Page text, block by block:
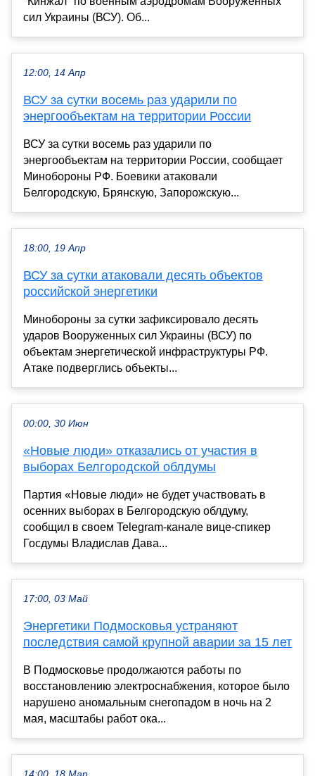
сил Украины (ВСУ). Об...
12:00, 14 Апр
ВСУ за сутки восемь раз ударили по
энергообъектам на территории России
ВСУ за сутки восемь раз ударили по
энергообъектам на территории России, сообщает
Минобороны РФ. Боевики атаковали
Белгородскую, Брянскую, Запорожскую...
18:00, 19 Апр
ВСУ за сутки атаковали десять объектов
российской энергетики
Минобороны за сутки зафиксировало десять
ударов Вооруженных сил Украины (ВСУ) по
объектам энергетической инфраструктуры РФ.
Атаке подверглись объекты...
00:00, 30 Июн
«Новые люди» отказались от участия в
выборах Белгородской облдумы
Партия «Новые люди» не будет участвовать в
осенних выборах в Белгородскую облдуму,
сообщил в своем Telegram-канале вице-спикер
Госдумы Владислав Дава...
17:00, 03 Май
Энергетики Подмосковья устраняют
последствия самой крупной аварии за 15 лет
В Подмосковье продолжаются работы по
восстановлению электроснабжения, которое было
нарушено аномальным снегопадом в ночь на 2
мая, масштабы работ ока...